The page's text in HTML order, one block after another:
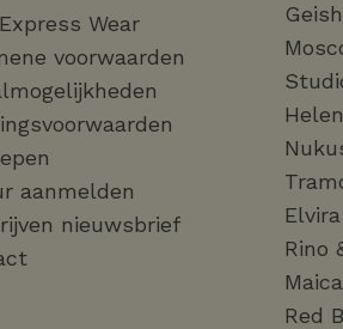
Wear
voorwaarden
aanmelden
nieuwsbrief
Rino
Red